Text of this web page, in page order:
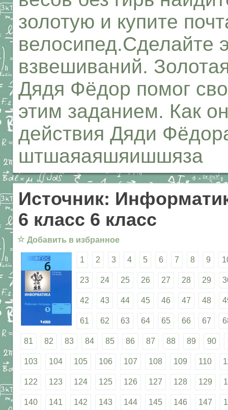
золотую и купите
велосипед.Сделайте
взвешиваний.
Дядя Фёдор помог
этим заданием. Как
действия Дяди
штшаяаяшяишшяза
Источник:
6 класс 6 класс
☆ Добавить в избранное
1 2 3 4 5 6 7 8 9
23 24 25 26 27 28 29
42 43 44 45 46 47 48
61 62 63 64 65 66 67
81 82 83 84 85 86 87 88 89 90
103 104 105 106 107 108 109 110
122 123 124 125 126 127 128 129
140 141 142 143 144 145 146 147